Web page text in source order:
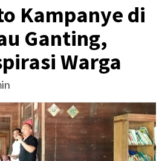
Kampanye di
Ganting,
Warga